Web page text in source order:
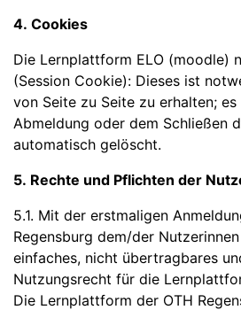
4. Cookies
Die Lernplattform ELO (moodle)
(Session Cookie): Dieses ist
von Seite zu Seite zu erhalten;
Abmeldung oder dem Schließen
automatisch gelöscht.
5. Rechte und Pflichten der
5.1. Mit der erstmaligen
Regensburg dem/der
einfaches, nicht übertragbares
Nutzungsrecht für die
Die Lernplattform der OTH